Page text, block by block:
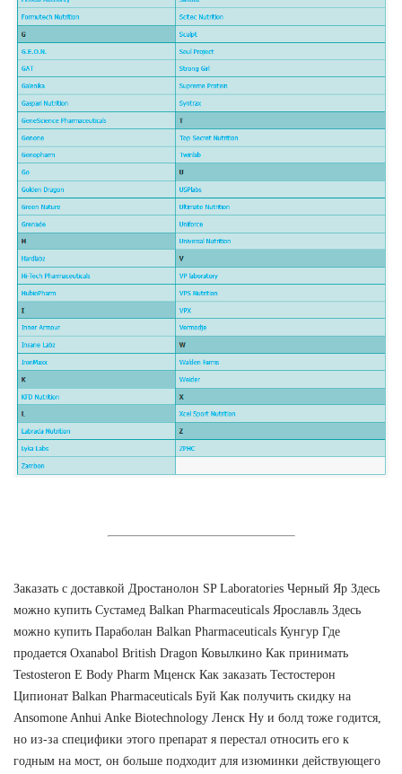
Заказать с доставкой Дростанолон SP Laboratories Черный Яр Здесь
можно купить Сустамед Balkan Pharmaceuticals Ярославль Здесь
можно купить Параболан Balkan Pharmaceuticals Кунгур Где
продается Oxanabol British Dragon Ковылкино Как принимать
Testosteron E Body Pharm Мценск Как заказать Тестостерон
Ципионат Balkan Pharmaceuticals Буй Как получить скидку на
Ansomone Anhui Anke Biotechnology Ленск Ну и болд тоже годится,
но из-за специфики этого препарат я перестал относить его к
годным на мост, он больше подходит для изюминки действующего